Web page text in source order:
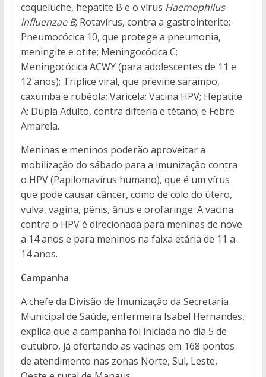
coqueluche, hepatite B e o vírus Haemophilus
influenzae B; Rotavírus, contra a gastrointerite;
Pneumocócica 10, que protege a pneumonia,
meningite e otite; Meningocócica C;
Meningocócica ACWY (para adolescentes de 11 e
12 anos); Tríplice viral, que previne sarampo,
caxumba e rubéola; Varicela; Vacina HPV; Hepatite
A; Dupla Adulto, contra difteria e tétano; e Febre
Amarela.
Meninas e meninos poderão aproveitar a
mobilização do sábado para a imunização contra
o HPV (Papilomavírus humano), que é um vírus
que pode causar câncer, como de colo do útero,
vulva, vagina, pênis, ânus e orofaringe. A vacina
contra o HPV é direcionada para meninas de nove
a 14 anos e para meninos na faixa etária de 11 a
14 anos.
Campanha
A chefe da Divisão de Imunização da Secretaria
Municipal de Saúde, enfermeira Isabel Hernandes,
explica que a campanha foi iniciada no dia 5 de
outubro, já ofertando as vacinas em 168 pontos
de atendimento nas zonas Norte, Sul, Leste,